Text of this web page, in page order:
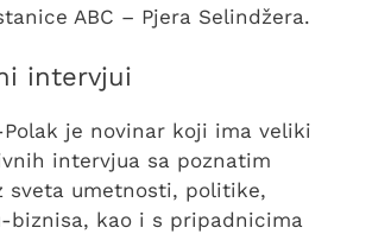
ABC – Pjera Selindžera.
intervjui
je novinar koji ima veliki
intervjua sa poznatim
sveta umetnosti, politike,
biznisa, kao i s pripadnicima